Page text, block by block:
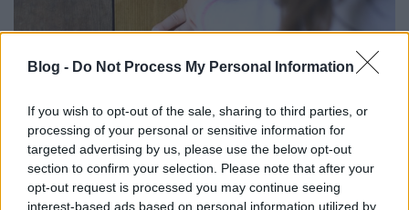
Blog - Do Not Process My Personal Information
If you wish to opt-out of the sale, sharing to third parties, or
processing of your personal or sensitive information for
targeted advertising by us, please use the below opt-out
section to confirm your selection. Please note that after your
opt-out request is processed you may continue seeing
interest-based ads based on personal information utilized by
A kérdés, mely helyes megválaszolásával részt
lenyomattal készített párja, Babette részére
corzetti mintázót?
74 Kedves Olvasó küldött megfejtést, mindannyian a
helyes válasszal: "a párom saját részre is készített
egyettulipános, szőlős mintával." Sokan